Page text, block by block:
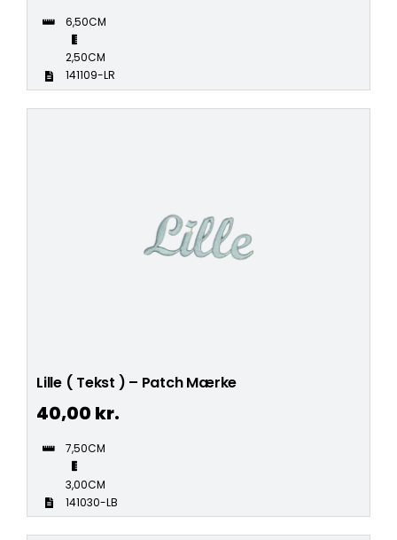
6,50CM
2,50CM
141109-LR
Lille ( Tekst ) – Patch Mærke
40,00 kr.
7,50CM
3,00CM
141030-LB